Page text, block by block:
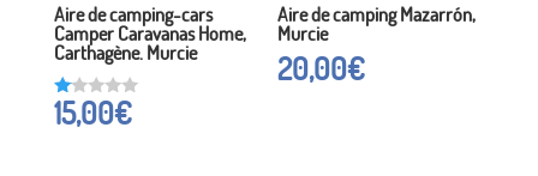
Aire de camping-cars
Camper Caravanas Home,
Carthagène. Murcie
N
ot
15,00€
Aire de camping Mazarrón,
Murcie
20,00€